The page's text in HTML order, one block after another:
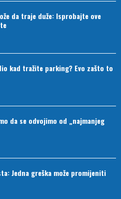
da traje duže: Isprobajte ove
kad tražite parking? Evo zašto to
da se odvojimo od „najmanjeg
Jedna greška može promijeniti